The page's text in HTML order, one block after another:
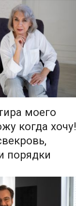
моего
когда хочу!
порядки